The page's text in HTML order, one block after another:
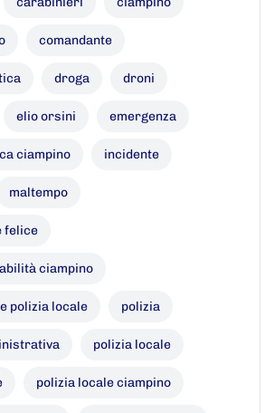
comandante
droga droni
elio orsini emergenza
ciampino incidente
maltempo
felice
ciampino
polizia locale polizia
polizia locale
polizia locale ciampino